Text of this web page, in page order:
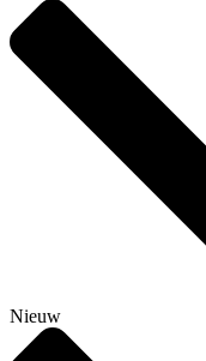
Nieuw